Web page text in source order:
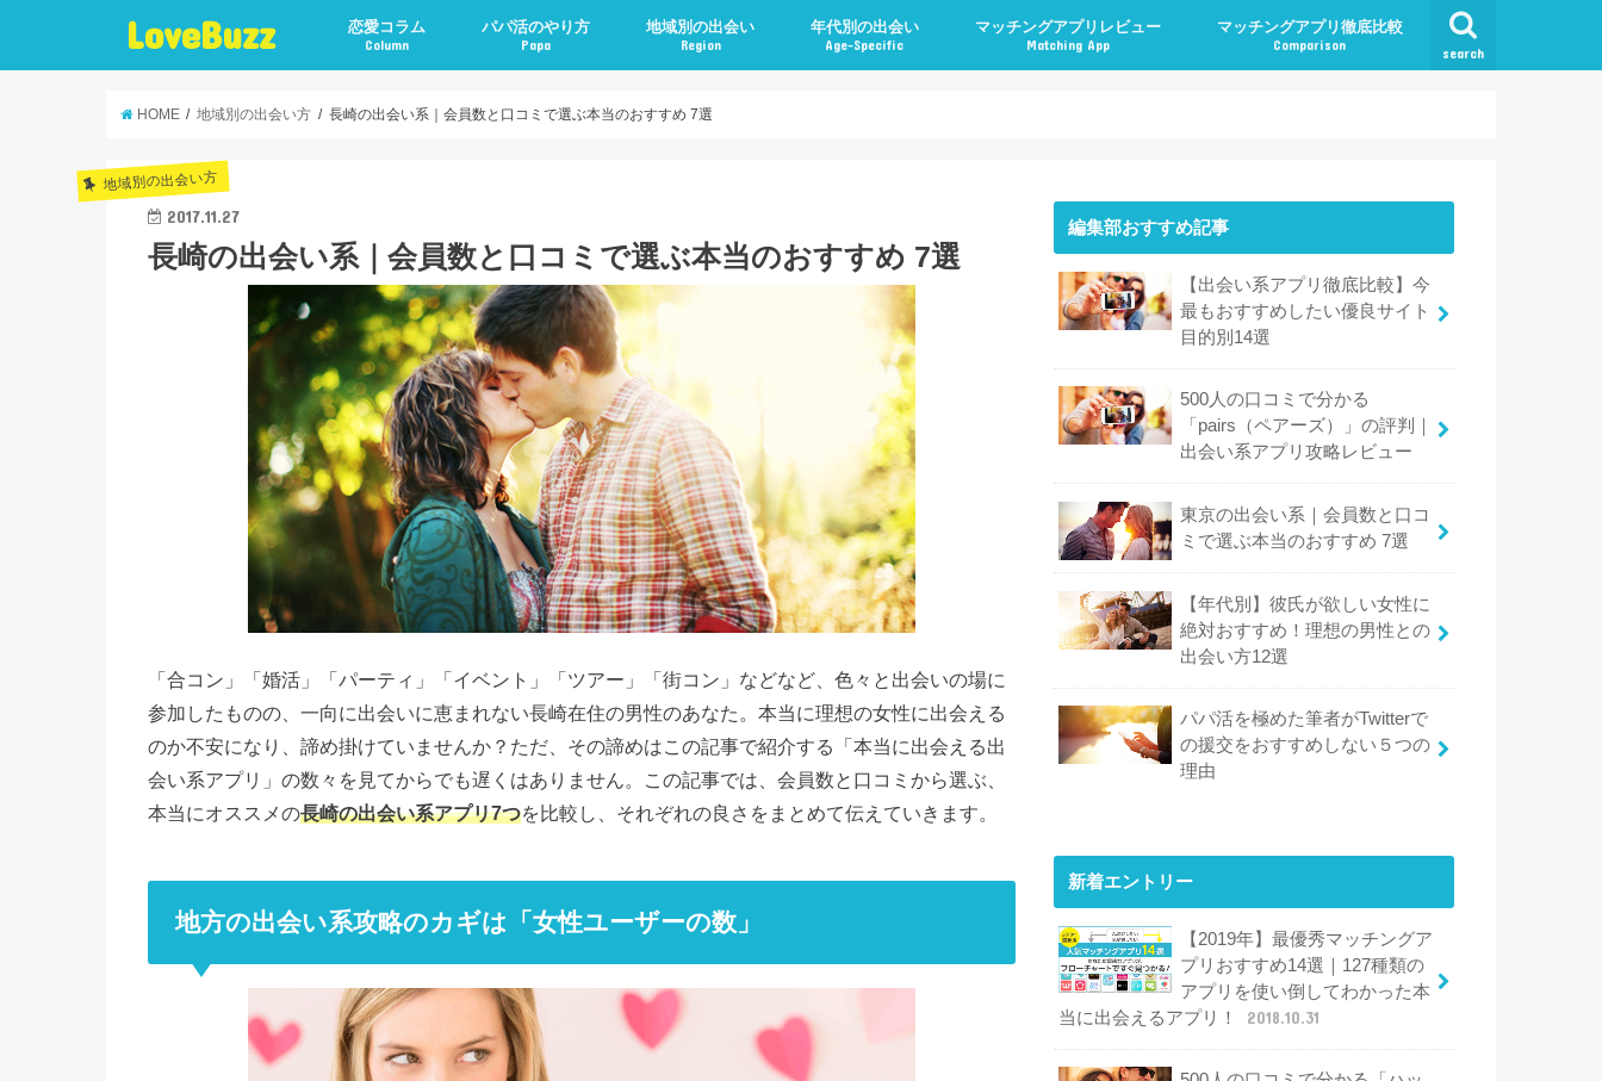
LoveBuzz search
恋愛コラム
Column
パパ活のやり方
Papa
地域別の出会い
Region
年代別の出会い
Age-Specific
マッチングアプリレビュー
Matching App
マッチングアプリ徹底比較
Comparison
HOME 地域別の出会い方 長崎の出会い系｜会員数と口コミで選ぶ本当のおすすめ 7選
地域別の出会い方
2017.11.27
長崎の出会い系｜会員数と口コミで選ぶ本当のおすすめ 7選
「合コン」「婚活」「パーティ」「イベント」「ツアー」「街コン」などなど、色々と出会いの場に
参加したものの、一向に出会いに恵まれない長崎在住の男性のあなた。本当に理想の女性に出会える
のか不安になり、諦め掛けていませんか？ただ、その諦めはこの記事で紹介する「本当に出会える出
会い系アプリ」の数々を見てからでも遅くはありません。この記事では、会員数と口コミから選ぶ、
本当にオススメの長崎の出会い系アプリ7つを比較し、それぞれの良さをまとめて伝えていきます。
地方の出会い系攻略のカギは「女性ユーザーの数」
編集部おすすめ記事
【出会い系アプリ徹底比較】今
最もおすすめしたい優良サイト
目的別14選
500人の口コミで分かる
「pairs（ペアーズ）」の評判｜
出会い系アプリ攻略レビュー
東京の出会い系｜会員数と口コ
ミで選ぶ本当のおすすめ 7選
【年代別】彼氏が欲しい女性に
絶対おすすめ！理想の男性との
出会い方12選
パパ活を極めた筆者がTwitterで
の援交をおすすめしない５つの
理由
新着エントリー
【2019年】最優秀マッチングア
プリおすすめ14選｜127種類の
アプリを使い倒してわかった本
当に出会えるアプリ！
2018.10.31